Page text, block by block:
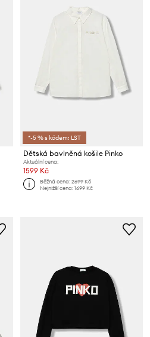
*-5 % s kódem: LST
Dětská bavlněná košile Pinko
Aktuální cena:
1599 Kč
Běžná cena:2699 Kč
Nejnižší cena:1699 Kč